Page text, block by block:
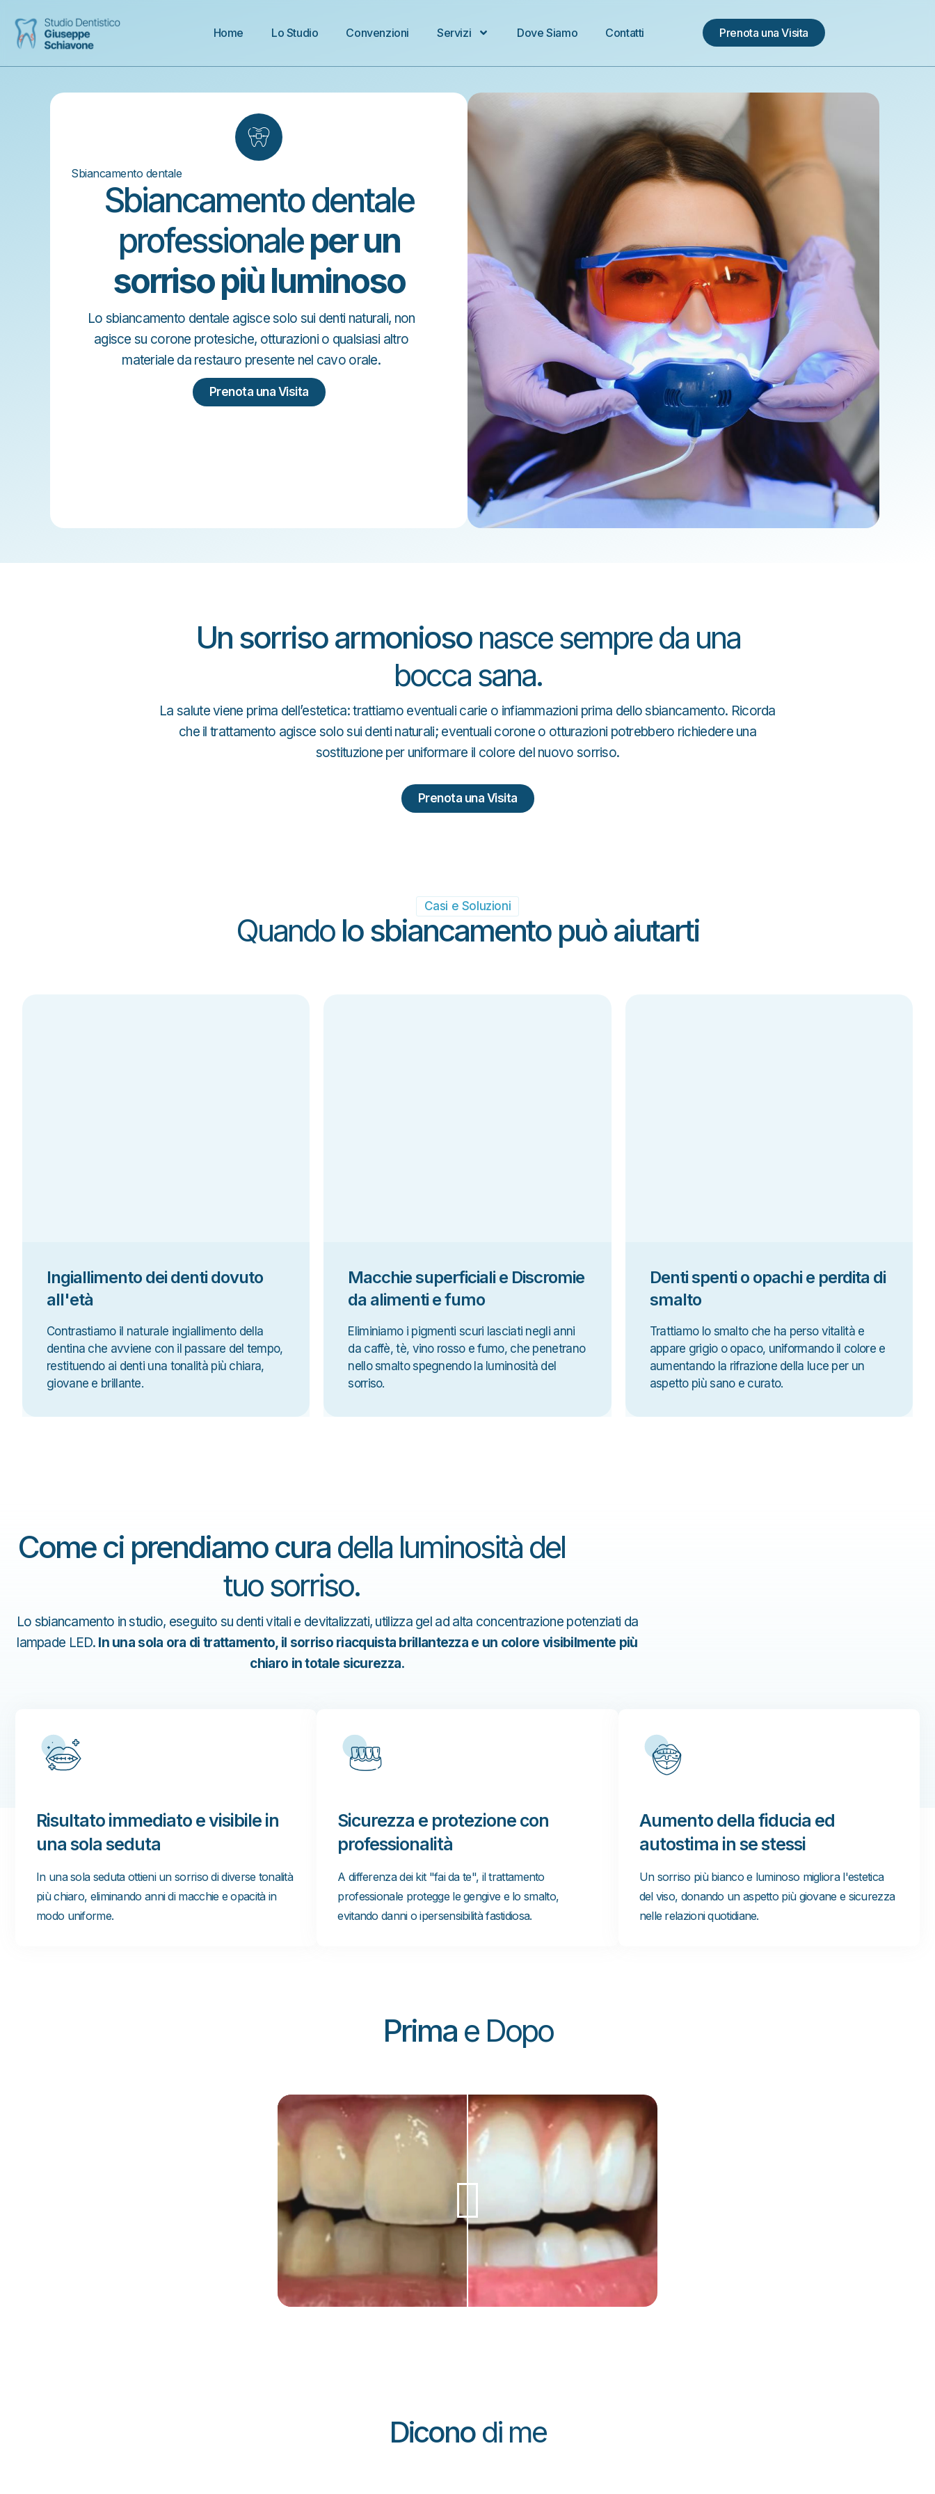
Home Lo Studio Convenzioni Servizi Dove Siamo Contatti Prenota una Visita
Sbiancamento dentale
Sbiancamento dentale
professionaleper un
sorriso più luminoso
Lo sbiancamento dentale agisce solo sui denti naturali, non
agisce su corone protesiche, otturazioni o qualsiasi altro
materiale da restauro presente nel cavo orale.
Prenota una Visita
Un sorriso armonioso nasce sempre da una
bocca sana.
La salute viene prima dell’estetica: trattiamo eventuali carie o infiammazioni prima dello sbiancamento. Ricorda
che il trattamento agisce solo sui denti naturali; eventuali corone o otturazioni potrebbero richiedere una
sostituzione per uniformare il colore del nuovo sorriso.
Prenota una Visita
Casi e Soluzioni
Quandolo sbiancamento può aiutarti
Ingiallimento dei denti dovuto
all'età
Contrastiamo il naturale ingiallimento della
dentina che avviene con il passare del tempo,
restituendo ai denti una tonalità più chiara,
giovane e brillante.
Macchie superficiali e Discromie
da alimenti e fumo
Eliminiamo i pigmenti scuri lasciati negli anni
da caffè, tè, vino rosso e fumo, che penetrano
nello smalto spegnendo la luminosità del
sorriso.
Denti spenti o opachi e perdita di
smalto
Trattiamo lo smalto che ha perso vitalità e
appare grigio o opaco, uniformando il colore e
aumentando la rifrazione della luce per un
aspetto più sano e curato.
Come ci prendiamo curadella luminosità del
tuo sorriso.
Lo sbiancamento in studio, eseguito su denti vitali e devitalizzati, utilizza gel ad alta concentrazione potenziati da
lampade LED. In una sola ora di trattamento, il sorriso riacquista brillantezza e un colore visibilmente più
chiaro in totale sicurezza.
Risultato immediato e visibile in
una sola seduta
In una sola seduta ottieni un sorriso di diverse tonalità
più chiaro, eliminando anni di macchie e opacità in
modo uniforme.
Sicurezza e protezione con
professionalità
A differenza dei kit "fai da te", il trattamento
professionale protegge le gengive e lo smalto,
evitando danni o ipersensibilità fastidiosa.
Aumento della fiducia ed
autostima in se stessi
Un sorriso più bianco e luminoso migliora l'estetica
del viso, donando un aspetto più giovane e sicurezza
nelle relazioni quotidiane.
Primae Dopo
Diconodi me